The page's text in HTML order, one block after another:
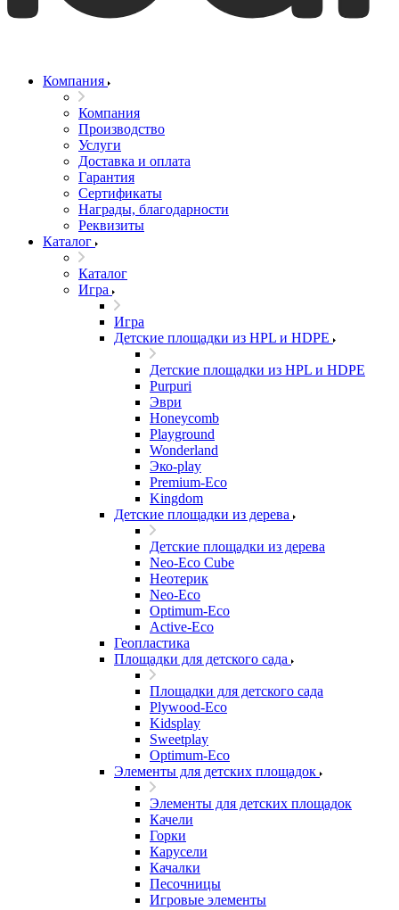
Компания
Компания
Производство
Услуги
Доставка и оплата
Гарантия
Сертификаты
Награды, благодарности
Реквизиты
Каталог
Каталог
Игра
Игра
Детские площадки из HPL и HDPE
Детские площадки из HPL и HDPE
Purpuri
Эври
Honeycomb
Playground
Wonderland
Эко-play
Premium-Eco
Kingdom
Детские площадки из дерева
Детские площадки из дерева
Neo-Eco Cube
Неотерик
Neo-Eco
Оptimum-Еco
Active-Eco
Геопластика
Площадки для детского сада
Площадки для детского сада
Plywood-Eco
Kidsplay
Sweetplay
Оptimum-Еco
Элементы для детских площадок
Элементы для детских площадок
Качели
Горки
Карусели
Качалки
Песочницы
Игровые элементы